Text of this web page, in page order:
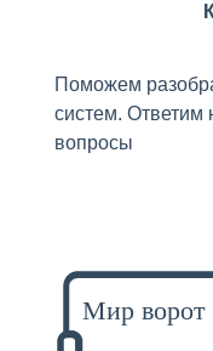
Поможем
систем. Ответим
вопросы